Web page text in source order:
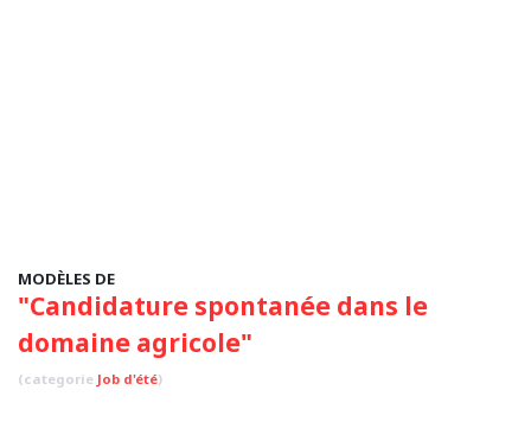
MODÈLES DE
"Candidature spontanée dans le
domaine agricole"
(categorie Job d'été)